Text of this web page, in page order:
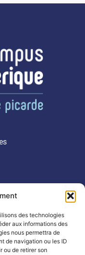
des technologies
aux informations des
nous permettra de
de navigation ou les ID
ou de retirer son
de confidentialité
être répertorié
numériques de
picarde.
INSCRIPTION